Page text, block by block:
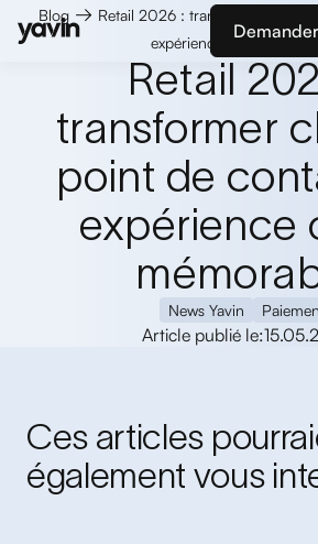
Blog→ Retail 2026 : transformer
expérience client
Retail
transformer
point de
expérience
News Yavin
Article publié le:
Ces articles
également vous